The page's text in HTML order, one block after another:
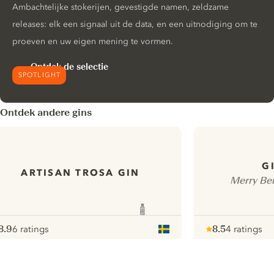
SPOTLIGHT
Ambachtelijke stokerijen, gevestigde namen, zeldzame
releases: elk een signaal uit de data, en een uitnodiging om te
proeven en uw eigen mening te vormen.
Ontdek de selectie
Ontdek andere gins
ARTISAN TROSA GIN
6 ratings
Merry
8.54 ratings